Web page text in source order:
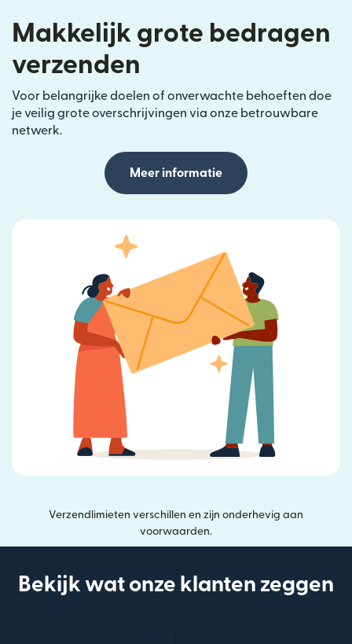
Makkelijk grote bedragen
verzenden
Voor belangrijke doelen of onverwachte behoeften doe
je veilig grote overschrijvingen via onze betrouwbare
netwerk.
Meer informatie
Verzendlimieten verschillen en zijn onderhevig aan
voorwaarden.
Bekijk wat onze klanten zeggen